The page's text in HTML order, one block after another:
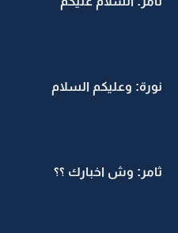
نورة: وعليكم السلام
ثامر: وش اخبارك ؟؟